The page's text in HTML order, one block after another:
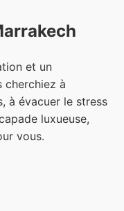
et un
cherchiez à
à évacuer le stress
luxueuse,
vous.